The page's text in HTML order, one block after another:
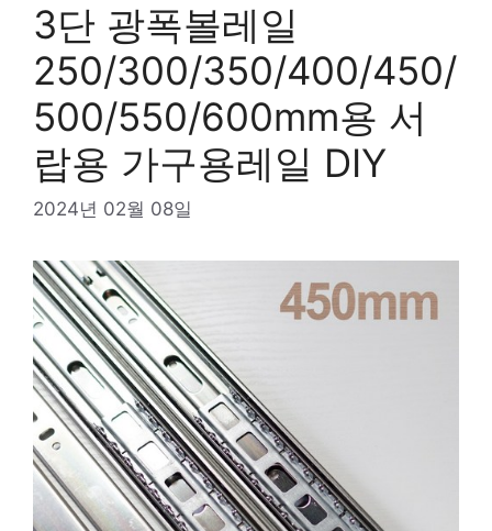
3단 광폭볼레일
250/300/350/400/450/
500/550/600mm용 서
랍용 가구용레일 DIY
2024년 02월 08일